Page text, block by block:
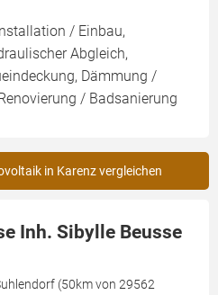
/ Einbau,
Abgleich,
Dämmung /
/ Badsanierung
in Karenz vergleichen
Inh. Sibylle Beusse
(50km von 29562